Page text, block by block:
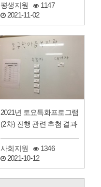
평생지원
1147
2021-11-02
2021년 토요특화프로그램
(2차) 진행 관련 추첨 결과
사회지원
1346
2021-10-12